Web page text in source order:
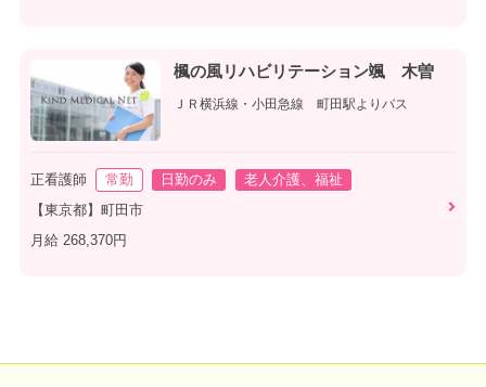
楓の風リハビリテーション颯 木曽
ＪＲ横浜線・小田急線 町田駅よりバス
正看護師 常勤 日勤のみ
老人介護、福祉
【東京都】町田市
月給 268,370円